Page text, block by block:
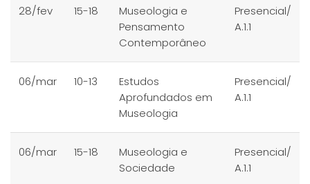
28/fev 15-18
Museologia e
Pensamento
Contemporâneo
Presencial/
A.1.1
06/mar 10-13
Estudos
Aprofundados em
Museologia
Presencial/
A.1.1
06/mar 15-18
Museologia e
Sociedade
Presencial/
A.1.1